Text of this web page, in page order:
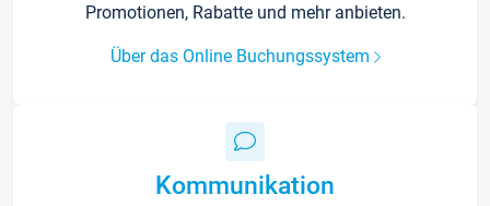
Promotionen, Rabatte und mehr anbieten.
Über das Online Buchungssystem
Kommunikation